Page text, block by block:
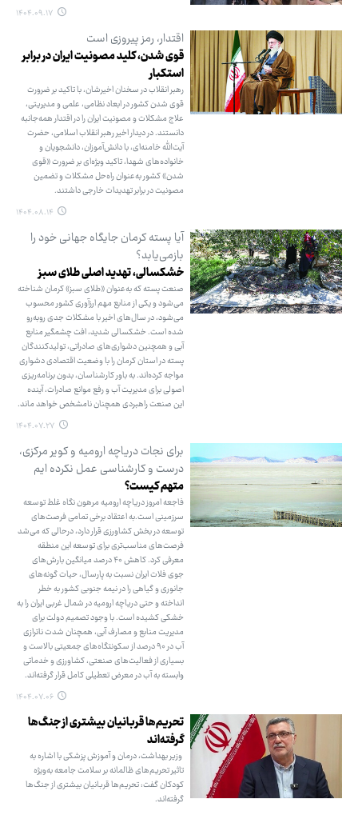
۱۴۰۴.۰۹.۱۷
اقتدار، رمز پیروزی است
قوی شدن، کلید مصونیت ایران در برابر
استکبار
رهبر انقلاب در سخنان اخیرشان، با تاکید بر ضرورت
قوی شدن کشور در ابعاد نظامی، علمی و مدیریتی،
علاج مشکلات و مصونیت ایران را در اقتدار همه‌جانبه
دانستند. در دیدار اخیر رهبر انقلاب اسلامی، حضرت
آیت‌الله خامنه‌ای، با دانش‌آموزان، دانشجویان و
خانواده‌های شهدا، تاکید ویژه‌ای بر ضرورت «قوی
شدن» کشور به‌عنوان راه‌حل مشکلات و تضمین
مصونیت در برابر تهدیدات خارجی داشتند.
۱۴۰۴.۰۸.۱۴
آیا پسته کرمان جایگاه جهانی خود را
بازمی‌یابد؟
خشکسالی، تهدید اصلی طلای سبز
صنعت پسته که به‌عنوان «طلای سبز» کرمان شناخته
می‌شود و یکی از منابع مهم ارزآوری کشور محسوب
می‌شود، در سال‌های اخیر با مشکلات جدی روبه‌رو
شده است. خشکسالی شدید، افت چشمگیر منابع
آبی و همچنین دشواری‌های صادراتی، تولیدکنندگان
پسته در استان کرمان را با وضعیت اقتصادی دشواری
مواجه کرده‌اند. به باور کارشناسان، بدون برنامه‌ریزی
اصولی برای مدیریت آب و رفع موانع صادرات، آینده
این صنعت راهبردی همچنان نامشخص خواهد ماند.
۱۴۰۴.۰۷.۲۷
برای نجات دریاچه ارومیه و کویر مرکزی،
درست و کارشناسی عمل نکرده ‌ایم
متهم کیست؟
فاجعه امروز دریاچه ارومیه مرهون نگاه غلط توسعه
سرزمینی است.به اعتقاد برخی تمامی فرصت‌های
توسعه در بخش کشاورزی قرار دارد، درحالی که می‌شد
فرصت‌های مناسب‌تری برای توسعه این منطقه
معرفی کرد. کاهش ۴۰ درصد میانگین بارش‌های
جوی فلات ایران نسبت به پارسال، حیات گونه‌های
جانوری و گیاهی را در نیمه جنوبی کشور به خطر
انداخته و حتی دریاچه ارومیه در شمال غربی ایران را به
خشکی کشیده است. با وجود تصمیم دولت برای
مدیریت منابع و مصارف آبی، همچنان شدت ناترازی
آب در ۹۰ درصد از سکونتگاه‌های جمعیتی بالاست و
بسیاری از فعالیت‌های صنعتی، کشاورزی و خدماتی
وابسته به آب در معرض تعطیلی کامل قرار گرفته‌اند.
۱۴۰۴.۰۷.۰۶
تحریم‌ها قربانیان بیشتری از جنگ‌ها
گرفته‌اند
وزیر بهداشت، درمان و آموزش پزشکی با اشاره به
تاثیر تحریم‌های ظالمانه بر سلامت جامعه به‌ویژه
کودکان گفت: تحریم‌ها قربانیان بیشتری از جنگ‌ها
گرفته‌اند.